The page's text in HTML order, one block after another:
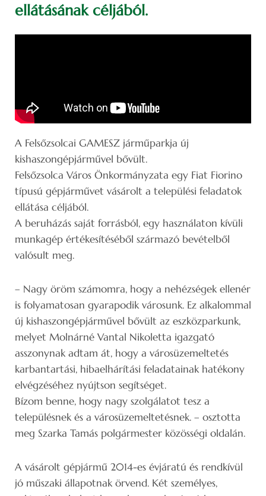
ellátásának céljából.
A Felsőzsolcai GAMESZ járműparkja új
kishaszongépjárművel bővült.
Felsőzsolca Város Önkormányzata egy Fiat Fiorino
típusú gépjárművet vásárolt a települési feladatok
ellátása céljából.
A beruházás saját forrásból, egy használaton kívüli
munkagép értékesítéséből származó bevételből
valósult meg.
– Nagy öröm számomra, hogy a nehézségek ellenér
is folyamatosan gyarapodik városunk. Ez alkalommal
új kishaszongépjárművel bővült az eszközparkunk,
melyet Molnárné Vantal Nikoletta igazgató
asszonynak adtam át, hogy a városüzemeltetés
karbantartási, hibaelhárítási feladatainak hatékony
elvégzéséhez nyújtson segítséget.
Bízom benne, hogy nagy szolgálatot tesz a
településnek és a városüzemeltetésnek. – osztotta
meg Szarka Tamás polgármester közösségi oldalán.
A vásárolt gépjármű 2014-es évjáratú és rendkívül
jó műszaki állapotnak örvend. Két személyes,